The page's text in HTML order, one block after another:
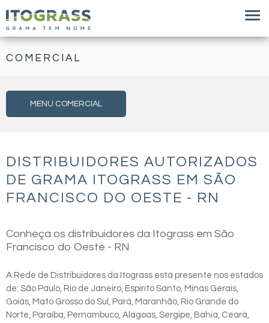
COMERCIAL
MENU COMERCIAL
DISTRIBUIDORES AUTORIZADOS
DE GRAMA ITOGRASS EM SÃO
FRANCISCO DO OESTE - RN
Conheça os distribuidores da Itograss em São
Francisco do Oeste - RN
A Rede de Distribuidores da Itograss está presente nos estados
de: São Paulo, Rio de Janeiro, Espirito Santo, Minas Gerais,
Goiás, Mato Grosso do Sul, Pará, Maranhão, Rio Grande do
Norte, Paraíba, Pernambuco, Alagoas, Sergipe, Bahia, Ceará,